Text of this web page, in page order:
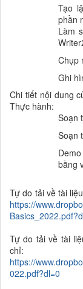
Tạo
phần
Làm
Chụp
Ghi
Chi tiết nội dung
Thực hành:
Soạn
Soạn
bằng
Tự do tải về tài
https://
Tự do tải về tài
chỉ:
https://
022.pdf?dl=0